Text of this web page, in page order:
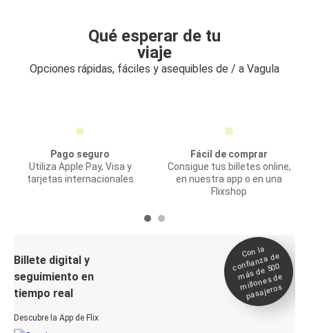
Qué esperar de tu
viaje
Opciones rápidas, fáciles y asequibles de / a Vagula
Pago seguro
Utiliza Apple Pay, Visa y
tarjetas internacionales
Fácil de comprar
Consigue tus billetes online,
en nuestra app o en una
Flixshop
Billete digital y
seguimiento en
tiempo real
Descubre la App de Flix
Con la
confianza de
más de 500
millones de
pasajeros